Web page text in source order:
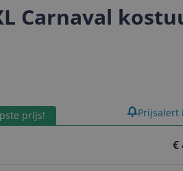
gevonden.
Carnaval
prijs!
€
Prijsalert